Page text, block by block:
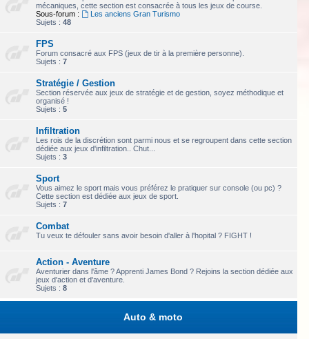
mécaniques, cette section est consacrée à tous les jeux de course.
Sous-forum :
Les anciens Gran Turismo
Sujets : 48
FPS
Forum consacré aux FPS (jeux de tir à la première personne).
Sujets : 7
Stratégie / Gestion
Section réservée aux jeux de stratégie et de gestion, soyez méthodique et
organisé !
Sujets : 5
Infiltration
Les rois de la discrétion sont parmi nous et se regroupent dans cette section
dédiée aux jeux d'infiltration.. Chut...
Sujets : 3
Sport
Vous aimez le sport mais vous préférez le pratiquer sur console (ou pc) ?
Cette section est dédiée aux jeux de sport.
Sujets : 7
Combat
Tu veux te défouler sans avoir besoin d'aller à l'hopital ? FIGHT !
Action - Aventure
Aventurier dans l'âme ? Apprenti James Bond ? Rejoins la section dédiée aux
jeux d'action et d'aventure.
Sujets : 8
Auto & moto